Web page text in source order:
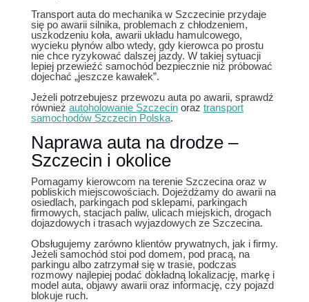
Transport auta do mechanika w Szczecinie przydaje
się po awarii silnika, problemach z chłodzeniem,
uszkodzeniu koła, awarii układu hamulcowego,
wycieku płynów albo wtedy, gdy kierowca po prostu
nie chce ryzykować dalszej jazdy. W takiej sytuacji
lepiej przewieźć samochód bezpiecznie niż próbować
dojechać „jeszcze kawałek”.
Jeżeli potrzebujesz przewozu auta po awarii, sprawdź
również autoholowanie Szczecinoraz transport
samochodów Szczecin Polska.
Naprawa auta na drodze –
Szczecin i okolice
Pomagamy kierowcom na terenie Szczecina oraz w
pobliskich miejscowościach. Dojeżdżamy do awarii na
osiedlach, parkingach pod sklepami, parkingach
firmowych, stacjach paliw, ulicach miejskich, drogach
dojazdowych i trasach wyjazdowych ze Szczecina.
Obsługujemy zarówno klientów prywatnych, jak i firmy.
Jeżeli samochód stoi pod domem, pod pracą, na
parkingu albo zatrzymał się w trasie, podczas
rozmowy najlepiej podać dokładną lokalizację, markę i
model auta, objawy awarii oraz informację, czy pojazd
blokuje ruch.